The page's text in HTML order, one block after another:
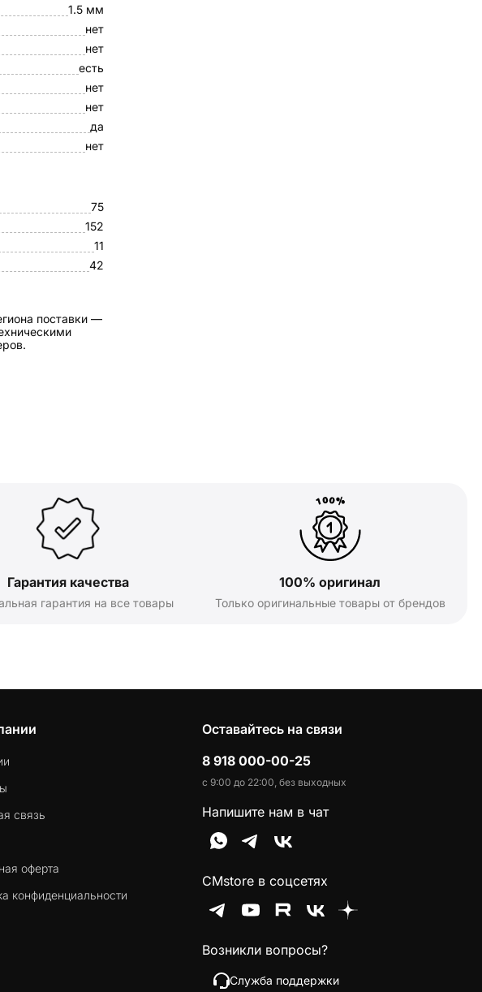
1.5 мм
нет
нет
есть
нет
нет
да
нет
75
152
11
42
поставки —
Гарантия качества
гарантия на все товары
100% оригинал
Только оригинальные товары от брендов
связь
оферта
конфиденциальности
Оставайтесь на связи
8 918 000-00-25
с 9:00 до 22:00, без выходных
Напишите нам в чат
CMstore в соцсетях
Возникли вопросы?
Служба поддержки